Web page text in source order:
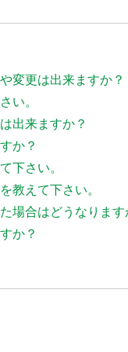
変更は出来ますか？
い。
出来ますか？
か？
下さい。
教えて下さい。
場合はどうなります
か？